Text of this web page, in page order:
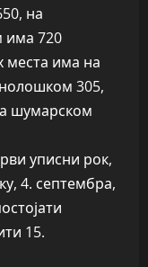
на
има 720
места има на
305,
шумарском
уписни рок,
4. септембра,
15.